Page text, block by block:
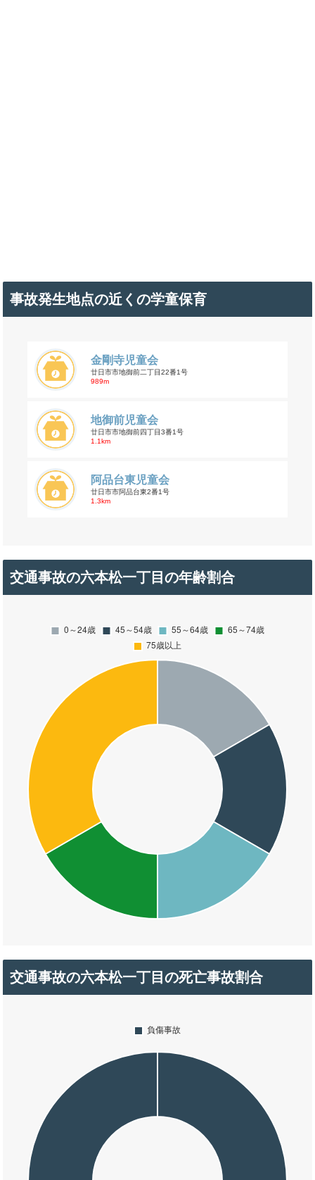
事故発生地点の近くの学童保育
金剛寺児童会
廿日市市地御前二丁目22番1号
989m
地御前児童会
廿日市市地御前四丁目3番1号
1.1km
阿品台東児童会
廿日市市阿品台東2番1号
1.3km
交通事故の六本松一丁目の年齢割合
交通事故の六本松一丁目の死亡事故割合